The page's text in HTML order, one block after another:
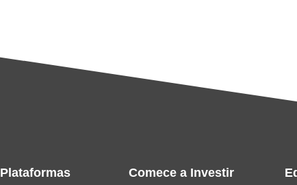
Plataformas Comece a Investir